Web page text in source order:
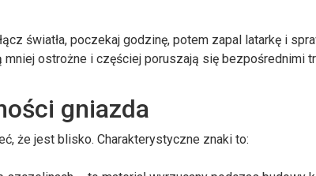
światła, poczekaj godzinę, potem zapal latarkę i
mniej ostrożne i częściej poruszają się bezpośrednimi
gniazda
że jest blisko. Charakterystyczne znaki to: